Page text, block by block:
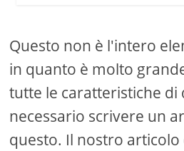
Questo non è l'intero
in quanto è molto
tutte le caratteristiche di
necessario scrivere un
questo. Il nostro articolo